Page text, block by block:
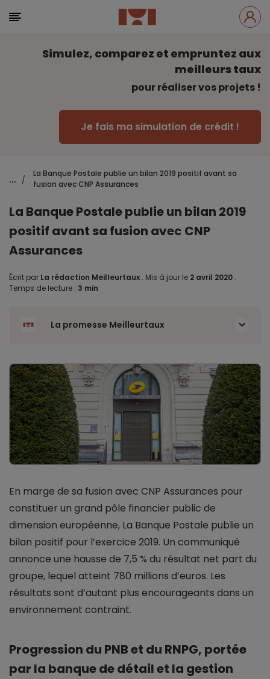
Simulez, comparez et empruntez aux
meilleurs taux
pour réaliser vos projets !
Je fais ma simulation de crédit !
... /
La Banque Postale publie un bilan 2019 positif avant sa
fusion avec CNP Assurances
La Banque Postale publie un bilan 2019
positif avant sa fusion avec CNP
Assurances
Écrit par La rédaction Meilleurtaux . Mis à jour le 2 avril 2020 .
Temps de lecture : 3 min
La promesse Meilleurtaux
En marge de sa fusion avec CNP Assurances pour
constituer un grand pôle financier public de
dimension européenne, La Banque Postale publie un
bilan positif pour l’exercice 2019. Un communiqué
annonce une hausse de 7,5 % du résultat net part du
groupe, lequel atteint 780 millions d’euros. Les
résultats sont d’autant plus encourageants dans un
environnement contraint.
Progression du PNB et du RNPG, portée
par la banque de détail et la gestion